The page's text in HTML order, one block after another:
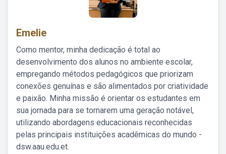
Emelie
Como mentor, minha dedicação é total ao
desenvolvimento dos alunos no ambiente escolar,
empregando métodos pedagógicos que priorizam
conexões genuínas e são alimentados por criatividade
e paixão. Minha missão é orientar os estudantes em
sua jornada para se tornarem uma geração notável,
utilizando abordagens educacionais reconhecidas
pelas principais instituições acadêmicas do mundo -
dsw.aau.edu.et.